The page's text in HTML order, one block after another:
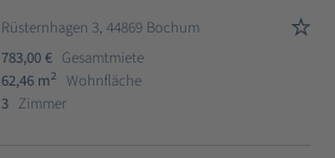
Rüsternhagen 3, 44869 Bochum
783,00 € Gesamtmiete
62,46 m2
Wohnfläche
3 Zimmer